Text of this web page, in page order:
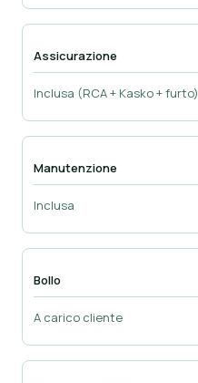
Assicurazione
Inclusa (RCA + Kasko + furto)
Manutenzione
Inclusa
Bollo
A carico cliente